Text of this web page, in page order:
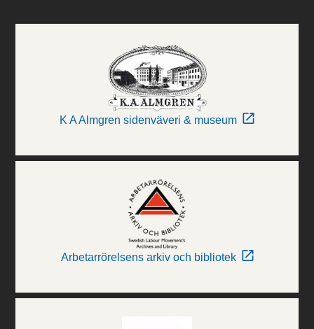
K A Almgren sidenväveri & museum
Arbetarrörelsens arkiv och bibliotek